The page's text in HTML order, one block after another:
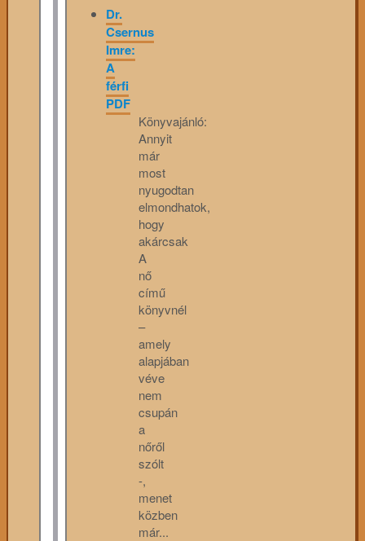
Dr.
Csernus
Imre:
A
férfi
PDF
Könyvajánló:
Annyit
már
most
nyugodtan
elmondhatok,
hogy
akárcsak
A
nő
című
könyvnél
–
amely
alapjában
véve
nem
csupán
a
nőről
szólt
-,
menet
közben
már...